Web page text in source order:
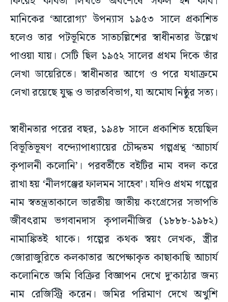
হলেও তার পটভূমিতে সাতচল্লিশের স্বাধীনতার উল্লেখ
পাওয়া যায়। সেটি ছিল ১৯৫২ সালের প্রথম দিকে তাঁর
লেখা ডায়েরিতে। স্বাধীনতার আগে ও পরে যথাক্রমে
লেখা রয়েছে যুদ্ধ ও ভারতবিভাগ, যা অমোঘ নিষ্ঠুর সত্য।
বিভূতিভূষণ বন্দ্যোপাধ্যায়ের চৌদ্দতম গল্পগ্রন্থ ‘আচার্য
কৃপালনী কলোনি’। পরবর্তীতে বইটির নাম বদল করে
রাখা হয় ‘নীলগঞ্জের ফালমন সাহেব’। যদিও প্রথম গল্পের
নাম স্বতন্ত্রতাকালে ভারতীয় জাতীয় কংগ্রেসের সভাপতি
জীবৎরাম ভগবানদাস কৃপালনীজির (১৮৮৮-১৯৮২)
নামাঙ্কিতই থাকে। গল্পের কথক স্বয়ং লেখক, স্ত্রীর
জোরাজুরিতে কলকাতার অপেক্ষাকৃত কাছাকাছি আচার্য
কলোনিতে জমি বিক্রির বিজ্ঞাপন দেখে দু’কাঠার জন্য
নাম রেজিস্ট্রি করেন। জমির পরিমাণ দেখে অখুশি
পত্নীকে বলেছিলেন, ‘এখন এই থাক্। পনেরোই আগস্ট